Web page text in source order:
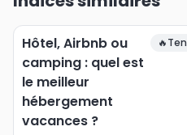
Hôtel, Airbnb ou
camping : quel est
le meilleur
hébergement
vacances ?
🔥